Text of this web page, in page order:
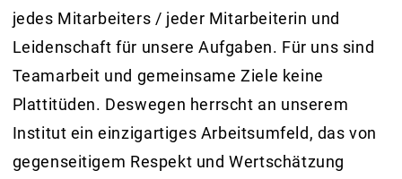
jedes Mitarbeiters / jeder Mitarbeiterin und
Leidenschaft für unsere Aufgaben. Für uns sind
Teamarbeit und gemeinsame Ziele keine
Plattitüden. Deswegen herrscht an unserem
Institut ein einzigartiges Arbeitsumfeld, das von
gegenseitigem Respekt und Wertschätzung